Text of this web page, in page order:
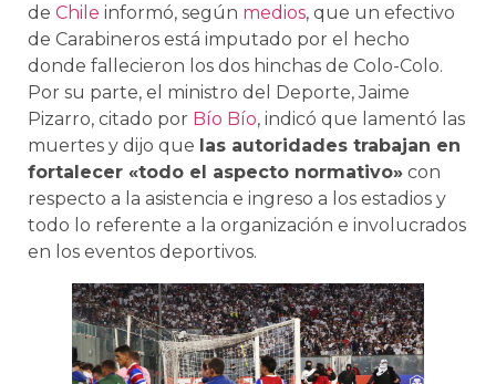
de Chile informó, según medios, que un efectivo
de Carabineros está imputado por el hecho
donde fallecieron los dos hinchas de Colo-Colo.
Por su parte, el ministro del Deporte, Jaime
Pizarro, citado por Bío Bío, indicó que lamentó las
muertes y dijo que las autoridades trabajan en
fortalecer «todo el aspecto normativo» con
respecto a la asistencia e ingreso a los estadios y
todo lo referente a la organización e involucrados
en los eventos deportivos.